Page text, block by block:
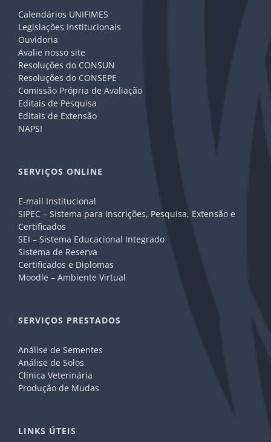
Calendários UNIFIMES
Legislações Institucionais
Ouvidoria
Avalie nosso site
Resoluções do CONSUN
Resoluções do CONSEPE
Comissão Própria de Avaliação
Editais de Pesquisa
Editais de Extensão
NAPSI
SERVIÇOS ONLINE
E-mail Institucional
SIPEC – Sistema para Inscrições, Pesquisa, Extensão e
Certificados
SEI – Sistema Educacional Integrado
Sistema de Reserva
Certificados e Diplomas
Moodle – Ambiente Virtual
SERVIÇOS PRESTADOS
Análise de Sementes
Análise de Solos
Clínica Veterinária
Produção de Mudas
LINKS ÚTEIS